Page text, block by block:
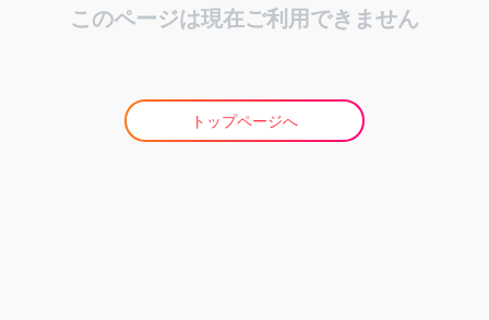
このページは現在ご利用できません